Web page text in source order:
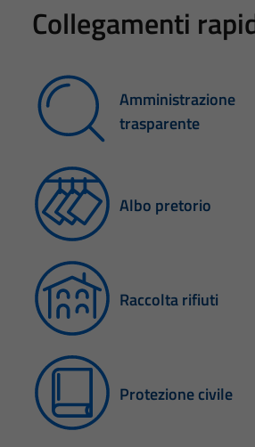
Collegamenti
Amministrazione
trasparente
Albo pretorio
Raccolta rifiuti
Protezione civile